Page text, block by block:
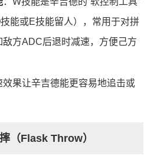
技能或E技能留人），常用于对拼
敌方ADC后退时减速，方便己方
果让辛吉德能更容易地追击或
（Flask Throw）